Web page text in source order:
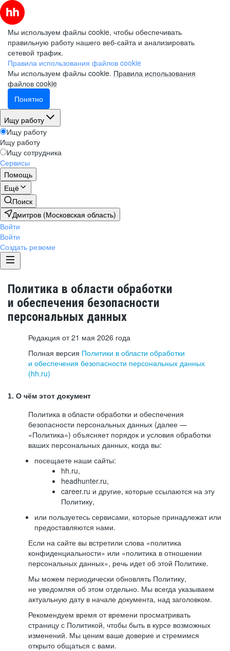
Мы используем файлы cookie, чтобы обеспечивать
правильную работу нашего веб-сайта и анализировать
сетевой трафик.
Правила использования файлов cookie
Мы используем файлы cookie. Правила использования
файлов cookie
Понятно
Ищу работу
Ищу работу
Ищу работу
Ищу сотрудника
Сервисы
Помощь
Ещё
Поиск
Дмитров (Московская область)
Войти
Войти
Создать резюме
Политика в области обработки
и обеспечения безопасности
персональных данных
Редакция от 21 мая 2026 года
Полная версия Политики в области обработки
и обеспечения безопасности персональных данных
(hh.ru)
1. О чём этот документ
Политика в области обработки и обеспечения
безопасности персональных данных (далее —
«Политика») объясняет порядок и условия обработки
ваших персональных данных, когда вы:
посещаете наши сайты:
hh.ru,
headhunter.ru,
career.ru и другие, которые ссылаются на эту
Политику,
или пользуетесь сервисами, которые принадлежат или
предоставляются нами.
Если на сайте вы встретили слова «политика
конфиденциальности» или «политика в отношении
персональных данных», речь идет об этой Политике.
Мы можем периодически обновлять Политику,
не уведомляя об этом отдельно. Мы всегда указываем
актуальную дату в начале документа, над заголовком.
Рекомендуем время от времени просматривать
страницу с Политикой, чтобы быть в курсе возможных
изменений. Мы ценим ваше доверие и стремимся
открыто общаться с вами.